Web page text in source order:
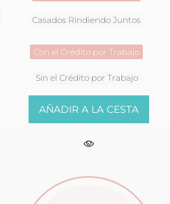
Casados Rindiendo Juntos
Con el Crédito por Trabajo
Sin el Crédito por Trabajo
AÑADIR A LA CESTA